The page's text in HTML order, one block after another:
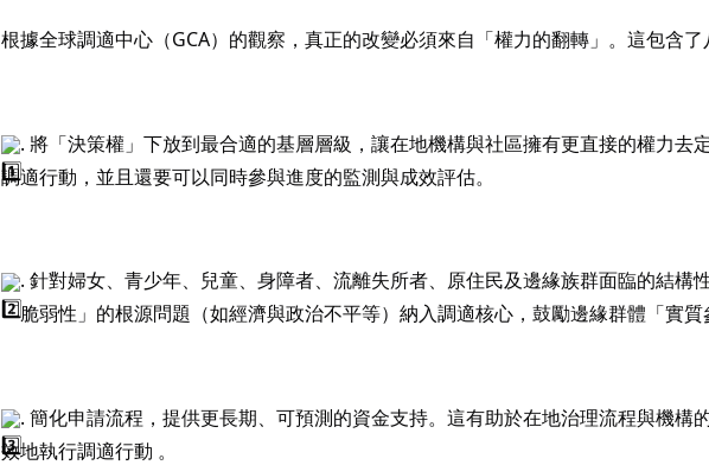
根據全球調適中心（GCA）的觀察，真正的改變必須來自「權力的翻轉」。這包含了
. 將「決策權」下放到最合適的基層層級，讓在地機構與社區擁有更直接的權力去
調適行動，並且還要可以同時參與進度的監測與成效評估。
. 針對婦女、青少年、兒童、身障者、流離失所者、原住民及邊緣族群面臨的結構
「脆弱性」的根源問題（如經濟與政治不平等）納入調適核心，鼓勵邊緣群體「實質
. 簡化申請流程，提供更長期、可預測的資金支持。這有助於在地治理流程與機構
效地執行調適行動 。